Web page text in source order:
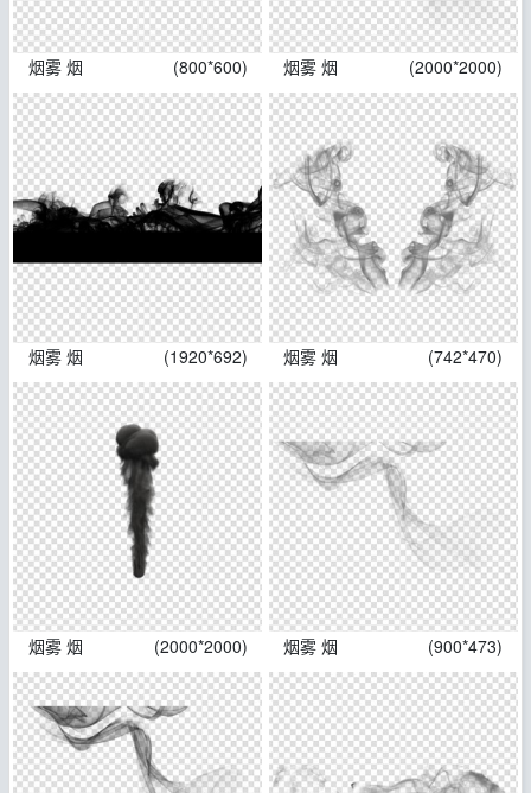
烟雾 烟 (800*600) 烟雾 烟 (2000*2000)
烟雾 烟 (1920*692) 烟雾 烟 (742*470)
烟雾 烟 (2000*2000) 烟雾 烟 (900*473)